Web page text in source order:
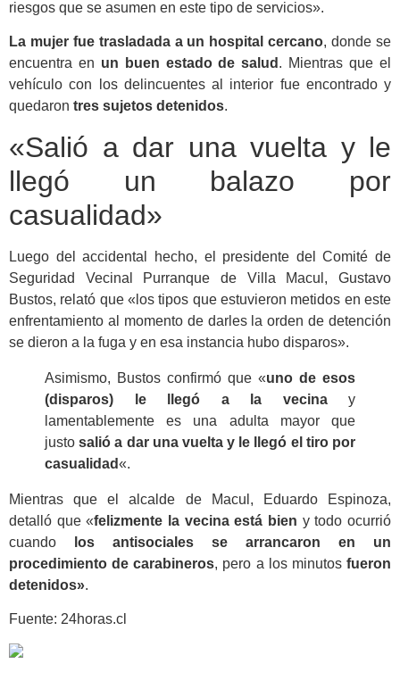
riesgos que se asumen en este tipo de servicios».
La mujer fue trasladada a un hospital cercano, donde se
encuentra en un buen estado de salud . Mientras que el
vehículo con los delincuentes al interior fue encontrado y
quedaron tres sujetos detenidos.
«Salió a dar una vuelta y le
llegó un balazo por
casualidad»
Luego del accidental hecho, el presidente del Comité de
Seguridad Vecinal Purranque de Villa Macul, Gustavo
Bustos, relató que «los tipos que estuvieron metidos en este
enfrentamiento al momento de darles la orden de detención
se dieron a la fuga y en esa instancia hubo disparos».
Asimismo, Bustos confirmó que «uno de esos
(disparos) le llegó a la vecinay
lamentablemente es una adulta mayor que
justosalió a dar una vuelta y le llegó el tiro por
casualidad«.
Mientras que el alcalde de Macul, Eduardo Espinoza,
detalló que «felizmente la vecina está bien y todo ocurrió
cuando
los antisociales se arrancaron en un
procedimiento de carabineros, pero a los minutosfueron
detenidos».
Fuente: 24horas.cl